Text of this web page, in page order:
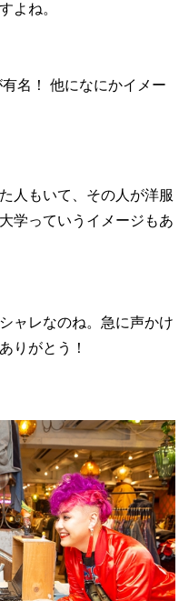
よね。
名！ 他になにかイメー
人もいて、その人が洋服
学っていうイメージもあ
ャレなのね。急に声かけ
りがとう！